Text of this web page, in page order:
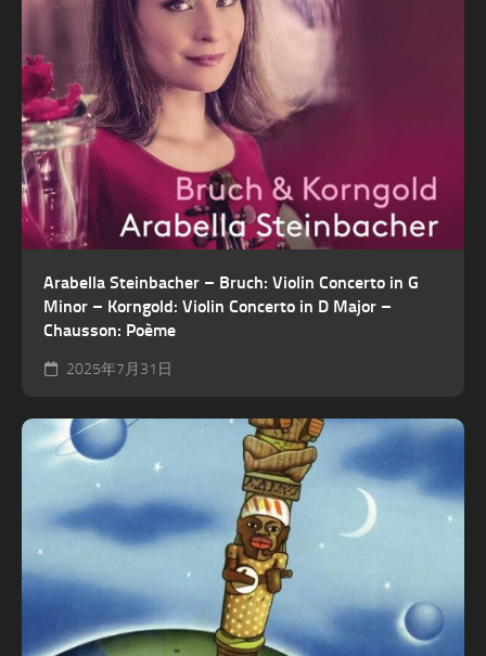
Arabella Steinbacher – Bruch: Violin Concerto in G
Minor – Korngold: Violin Concerto in D Major –
Chausson: Poème
2025年7月31日